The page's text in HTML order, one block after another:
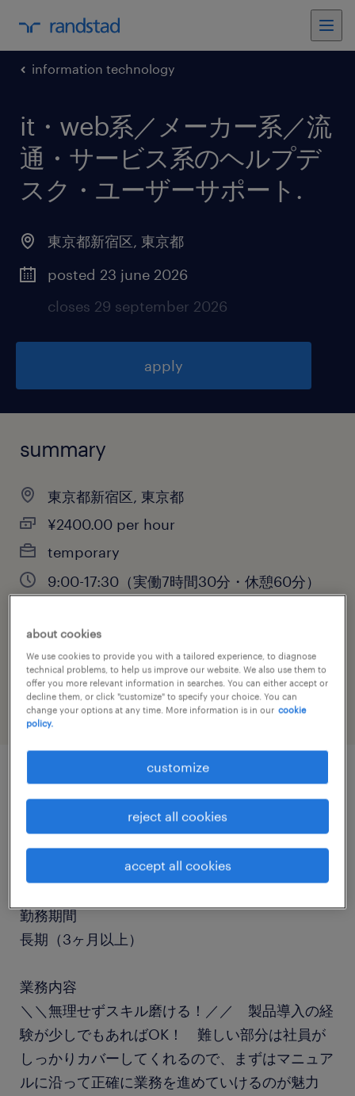
information technology
it・web系／メーカー系／流
通・サービス系のヘルプデ
スク・ユーザーサポート .
東京都新宿区, 東京都
posted 23 june 2026
closes 29 september 2026
apply
summary
東京都新宿区, 東京都
¥2400.00 per hour
temporary
9:00-17:30（実働7時間30分・休憩60分）
job category
information technology
job details
職種
ヘルプデスク・ユーザーサポート
勤務期間
長期（3ヶ月以上）
業務内容
＼＼無理せずスキル磨ける！／／ 製品導入の経
験が少しでもあればOK！ 難しい部分は社員が
しっかりカバーしてくれるので、まずはマニュア
ルに沿って正確に業務を進めていけるのが魅力
about cookies
We use cookies to provide you with a tailored experience, to diagnose
technical problems, to help us improve our website. We also use them to
offer you more relevant information in searches. You can either accept or
decline them, or click "customize" to specify your choice. You can
change your options at any time. More information is in our cookie
policy.
customize
reject all cookies
accept all cookies